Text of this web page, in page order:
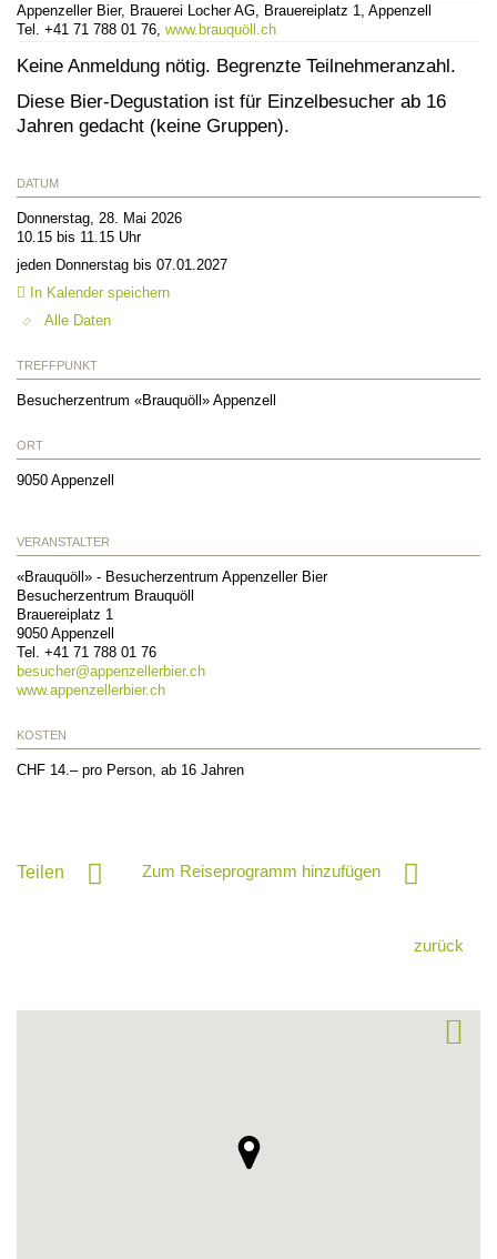
Appenzeller Bier, Brauerei Locher AG, Brauereiplatz 1, Appenzell
Tel. +41 71 788 01 76, www.brauquöll.ch
Keine Anmeldung nötig. Begrenzte Teilnehmeranzahl.
Diese Bier-Degustation ist für Einzelbesucher ab 16
Jahren gedacht (keine Gruppen).
DATUM
Donnerstag, 28. Mai 2026
10.15 bis 11.15 Uhr
jeden Donnerstag bis 07.01.2027
In Kalender speichern
Alle Daten
TREFFPUNKT
Besucherzentrum «Brauquöll» Appenzell
ORT
9050 Appenzell
VERANSTALTER
«Brauquöll» - Besucherzentrum Appenzeller Bier
Besucherzentrum Brauquöll
Brauereiplatz 1
9050 Appenzell
Tel. +41 71 788 01 76
besucher@appenzellerbier.ch
www.appenzellerbier.ch
KOSTEN
CHF 14.– pro Person, ab 16 Jahren
Teilen Zum Reiseprogramm hinzufügen
zurück